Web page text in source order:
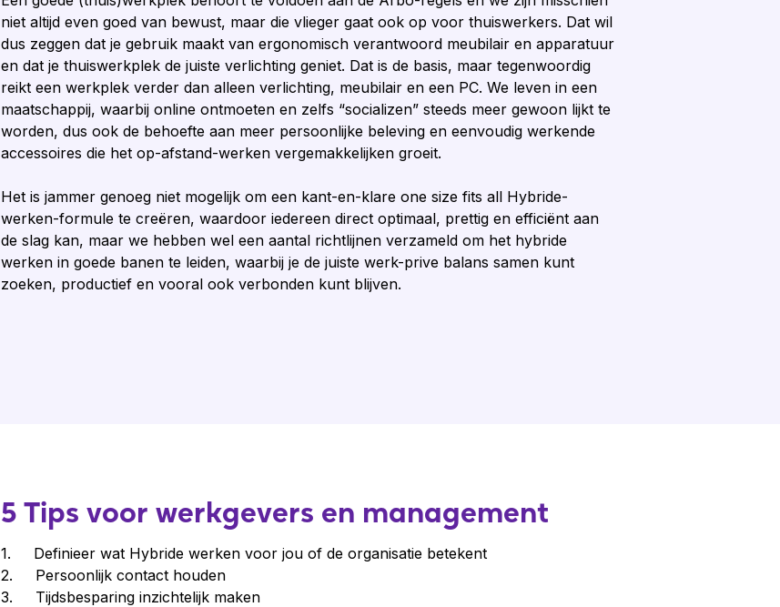
niet altijd even goed van bewust, maar die vlieger gaat ook op voor thuiswerkers. Dat wil
dus zeggen dat je gebruik maakt van ergonomisch verantwoord meubilair en apparatuur
en dat je thuiswerkplek de juiste verlichting geniet. Dat is de basis, maar tegenwoordig
reikt een werkplek verder dan alleen verlichting, meubilair en een PC. We leven in een
maatschappij, waarbij online ontmoeten en zelfs “socializen” steeds meer gewoon lijkt te
worden, dus ook de behoefte aan meer persoonlijke beleving en eenvoudig werkende
accessoires die het op-afstand-werken vergemakkelijken groeit.
Het is jammer genoeg niet mogelijk om een kant-en-klare one size fits all Hybride-
werken-formule te creëren, waardoor iedereen direct optimaal, prettig en efficiënt aan
de slag kan, maar we hebben wel een aantal richtlijnen verzameld om het hybride
werken in goede banen te leiden, waarbij je de juiste werk-prive balans samen kunt
zoeken, productief en vooral ook verbonden kunt blijven.
5 Tips voor werkgevers en management
1. Definieer wat Hybride werken voor jou of de organisatie betekent
2. Persoonlijk contact houden
3. Tijdsbesparing inzichtelijk maken